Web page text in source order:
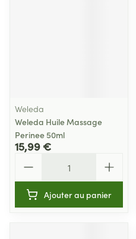
Weleda
Weleda Huile Massage
Perinee 50ml
15,99 €
Ajouter au panier